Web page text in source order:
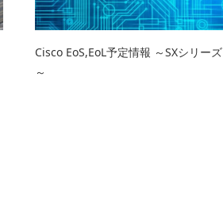
Cisco EoS,EoL予定情報 ～SXシリーズ
～